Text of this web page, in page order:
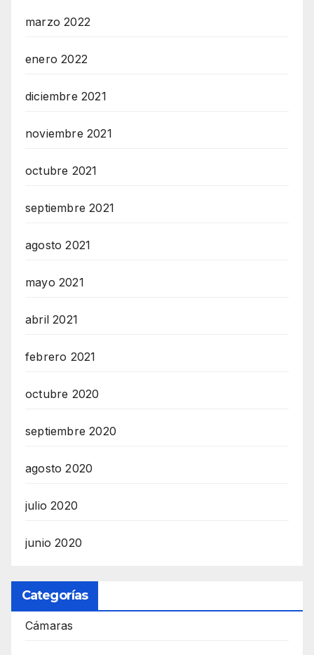
marzo 2022
enero 2022
diciembre 2021
noviembre 2021
octubre 2021
septiembre 2021
agosto 2021
mayo 2021
abril 2021
febrero 2021
octubre 2020
septiembre 2020
agosto 2020
julio 2020
junio 2020
Categorías
Cámaras